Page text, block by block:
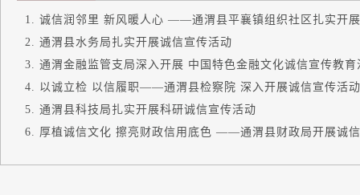
诚信润邻里 新风暖人心 ——通渭县平襄镇组织社区扎实开
通渭县水务局扎实开展诚信宣传活动
通渭金融监管支局深入开展 中国特色金融文化诚信宣传教育
以诚立检 以信履职——通渭县检察院 深入开展诚信宣传活动
通渭县科技局扎实开展科研诚信宣传活动
厚植诚信文化 擦亮财政信用底色 ——通渭县财政局开展诚